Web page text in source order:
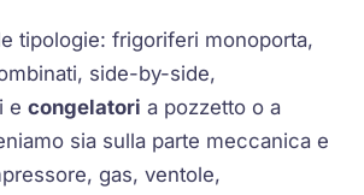
tipologie: frigoriferi monoporta,
side-by-side,
econgelatori a pozzetto o a
sia sulla parte meccanica e
gas, ventole,